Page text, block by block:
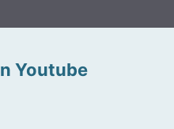
Youtube